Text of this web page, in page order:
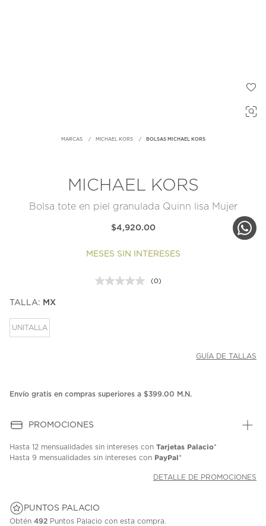
MARCAS MICHAEL KORS BOLSAS MICHAEL KORS
MICHAEL KORS
Bolsa tote en piel granulada Quinn lisa Mujer
$4,920.00
MESES SIN INTERESES
Sin
(0)
TALLA: MX
UNITALLA
GUÍA DE TALLAS
Envío gratis en compras superiores a $399.00 M.N.
PROMOCIONES
Hasta 12 mensualidades sin intereses con Tarjetas Palacio*
Hasta 9 mensualidades sin intereses con PayPal*
DETALLE DE PROMOCIONES
PUNTOS PALACIO
Obtén 492 Puntos Palacio con esta compra.